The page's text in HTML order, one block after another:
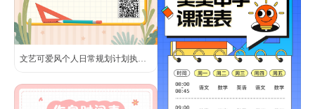
文艺可爱风个人日常规划计划执行清单手机海报